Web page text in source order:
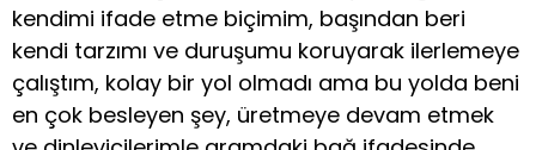
kendimi ifade etme biçimim, başından beri
kendi tarzımı ve duruşumu koruyarak ilerlemeye
çalıştım, kolay bir yol olmadı ama bu yolda beni
en çok besleyen şey, üretmeye devam etmek